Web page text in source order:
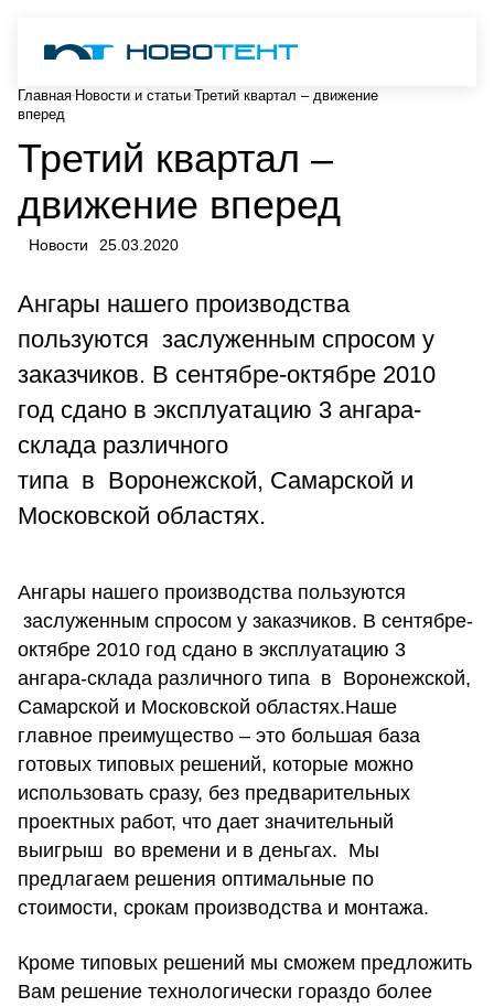
Главная Новости и статьи Третий квартал – движение
вперед
Третий квартал –
движение вперед
Новости 25.03.2020
Ангары нашего производства
пользуются заслуженным спросом у
заказчиков. В сентябре-октябре 2010
год сдано в эксплуатацию 3 ангара-
склада различного
типа в Воронежской, Самарской и
Московской областях.
Ангары нашего производства пользуются
заслуженным спросом у заказчиков. В сентябре-
октябре 2010 год сдано в эксплуатацию 3
ангара-склада различного типа в Воронежской,
Самарской и Московской областях.Наше
главное преимущество – это большая база
готовых типовых решений, которые можно
использовать сразу, без предварительных
проектных работ, что дает значительный
выигрыш во времени и в деньгах. Мы
предлагаем решения оптимальные по
стоимости, срокам производства и монтажа.
Кроме типовых решений мы сможем предложить
Вам решение технологически гораздо более